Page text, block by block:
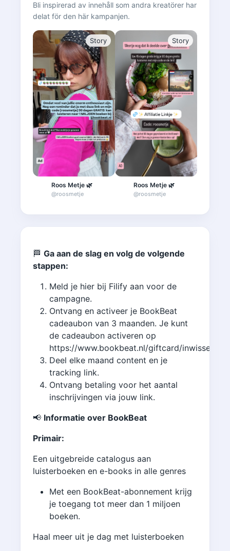
Bli inspirerad av innehåll som andra kreatörer har
delat för den här kampanjen.
Story
Roos Metje 🌿
@roosmetje
Story
Roos Metje 🌿
@roosmetje
🏁 Ga aan de slag en volg de volgende
stappen:
Meld je hier bij Filify aan voor de
campagne.
Ontvang en activeer je BookBeat
cadeaubon van 3 maanden. Je kunt
de cadeaubon activeren op
https://www.bookbeat.nl/giftcard/inwisselen
Deel elke maand content en je
tracking link.
Ontvang betaling voor het aantal
inschrijvingen via jouw link.
📢 Informatie over BookBeat
Primair:
Een uitgebreide catalogus aan
luisterboeken en e-books in alle genres
Met een BookBeat-abonnement krijg
je toegang tot meer dan 1 miljoen
boeken.
Haal meer uit je dag met luisterboeken